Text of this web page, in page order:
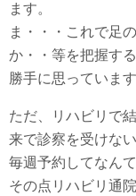
ます。
ま・・・これで足
か・・等を把握す
勝手に思っています
ただ、リハビリで
来で診察を受けな
毎週予約してなん
その点リハビリ通